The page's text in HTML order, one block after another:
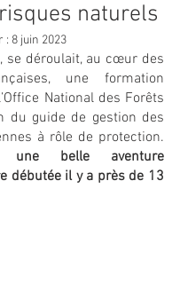
naturels
: 8 juin 2023
se déroulait, au cœur des
une formation
National des Forêts
du guide de gestion des
une belle aventure
débutée il y a près de 13